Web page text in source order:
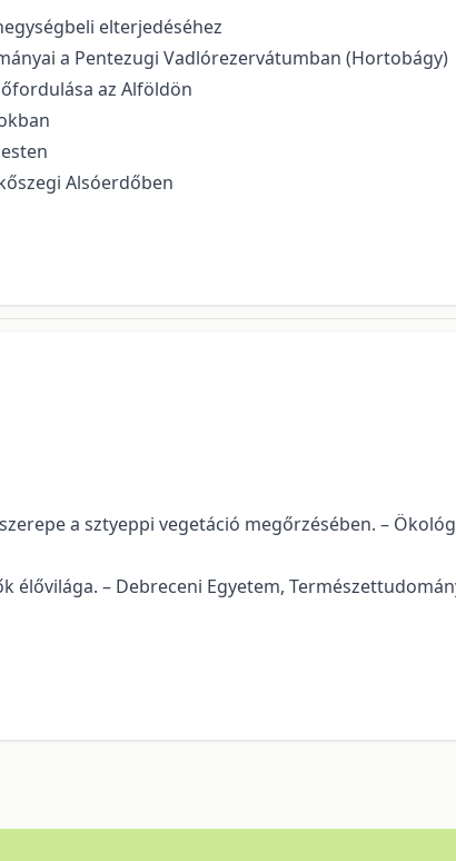
elterjedéséhez
a Pentezugi Vadlórezervátumban (Hortobágy)
az Alföldön
Alsóerdőben
a sztyeppi vegetáció megőrzésében. –
élővilága. – Debreceni Egyetem,